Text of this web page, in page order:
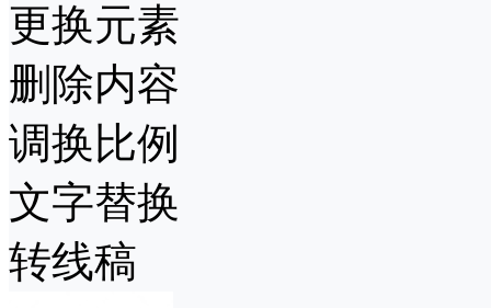
更换元素
删除内容
调换比例
文字替换
转线稿